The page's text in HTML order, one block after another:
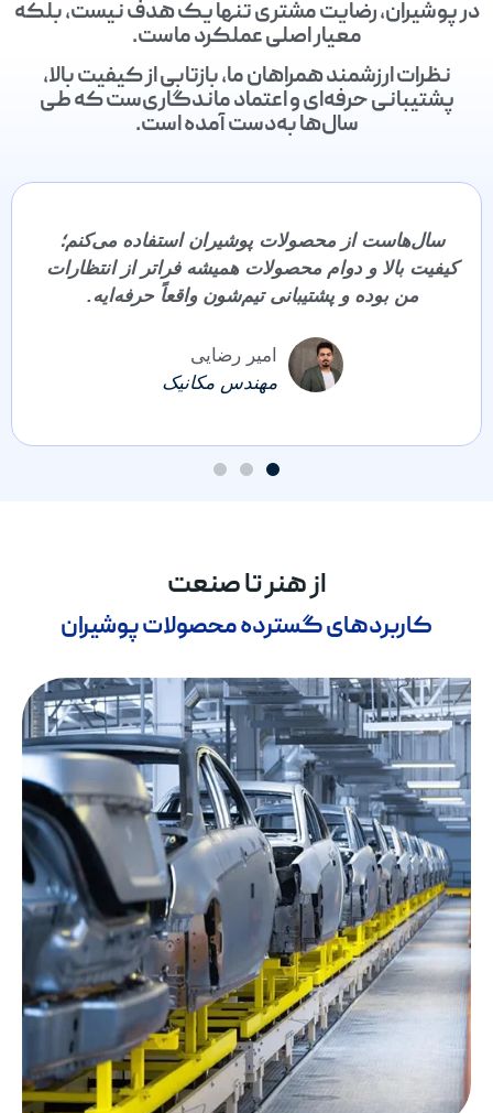
در پوشیران، رضایت مشتری تنها یک هدف نیست، بلکه
معیار اصلی عملکرد ماست.
نظرات ارزشمند همراهان ما، بازتابی از کیفیت بالا،
پشتیبانی حرفه‌ای و اعتماد ماندگاری‌ست که طی
سال‌ها به‌دست آمده است.
سال‌هاست از محصولات پوشیران استفاده می‌کنم؛
کیفیت بالا و دوام محصولات همیشه فراتر از انتظارات
من بوده و پشتیبانی تیم‌شون واقعاً حرفه‌ایه.
امیر رضایی
مهندس مکانیک
از هنر تا صنعت
کاربردهای گسترده محصولات پوشیران